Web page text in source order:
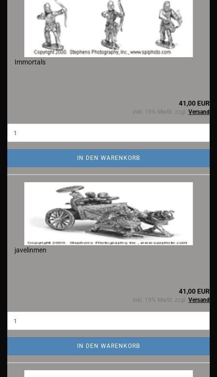
Immortals
41,00 EUR
inkl. 19% MwSt. zzgl. Versand
IN DEN WARENKORB
javelinmen
41,00 EUR
inkl. 19% MwSt. zzgl. Versand
IN DEN WARENKORB